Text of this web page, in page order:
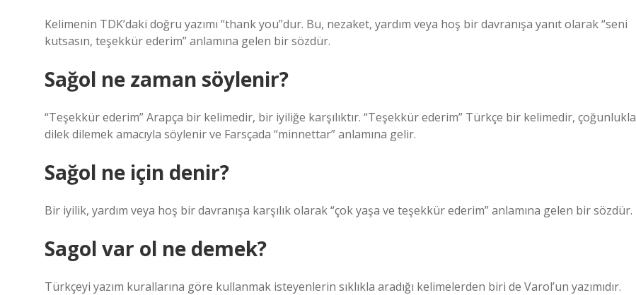
Kelimenin TDK’daki doğru yazımı “thank you”dur. Bu, nezaket, yardım veya hoş bir davranışa yanıt olarak “seni
kutsasın, teşekkür ederim” anlamına gelen bir sözdür.
Sağol ne zaman söylenir?
“Teşekkür ederim” Arapça bir kelimedir, bir iyiliğe karşılıktır. “Teşekkür ederim” Türkçe bir kelimedir, çoğunlukla
dilek dilemek amacıyla söylenir ve Farsçada “minnettar” anlamına gelir.
Sağol ne için denir?
Bir iyilik, yardım veya hoş bir davranışa karşılık olarak “çok yaşa ve teşekkür ederim” anlamına gelen bir sözdür.
Sagol var ol ne demek?
Türkçeyi yazım kurallarına göre kullanmak isteyenlerin sıklıkla aradığı kelimelerden biri de Varol’un yazımıdır.